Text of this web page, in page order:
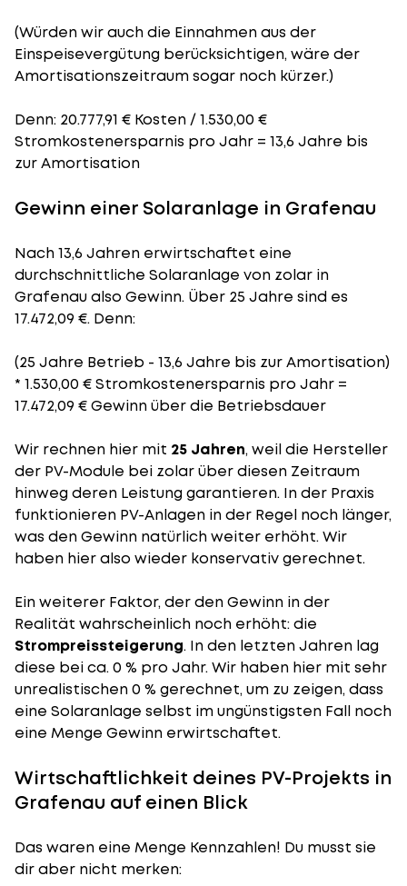
(Würden wir auch die Einnahmen aus der
Einspeisevergütung berücksichtigen, wäre der
Amortisationszeitraumsogar noch kürzer.)
Denn: 20.777,91 € Kosten / 1.530,00 €
Stromkostenersparnis pro Jahr = 13,6 Jahre bis
zur Amortisation
Gewinn einer Solaranlage in Grafenau
Nach 13,6 Jahren erwirtschaftet eine
durchschnittliche Solaranlage von zolar in
Grafenau also Gewinn. Über 25 Jahre sind es
17.472,09 €. Denn:
(25 Jahre Betrieb - 13,6 Jahre bis zur Amortisation)
* 1.530,00 € Stromkostenersparnis pro Jahr =
17.472,09 € Gewinn über die Betriebsdauer
Wir rechnen hier mit 25 Jahren, weil die Hersteller
der PV-Module bei zolar über diesen Zeitraum
hinweg deren Leistung garantieren. In der Praxis
funktionieren PV-Anlagen in der Regel noch länger,
was den Gewinn natürlich weiter erhöht. Wir
haben hier also wieder konservativ gerechnet.
Ein weiterer Faktor, der den Gewinn in der
Realität wahrscheinlich noch erhöht: die
Strompreissteigerung. In den letzten Jahren lag
diese bei ca. 0 % pro Jahr. Wir haben hier mit sehr
unrealistischen 0 % gerechnet, um zu zeigen, dass
eine Solaranlage selbst im ungünstigsten Fall noch
eine Menge Gewinn erwirtschaftet.
Wirtschaftlichkeit deines PV-Projekts in
Grafenau auf einen Blick
Das waren eine Menge Kennzahlen! Du musst sie
dir aber nicht merken: